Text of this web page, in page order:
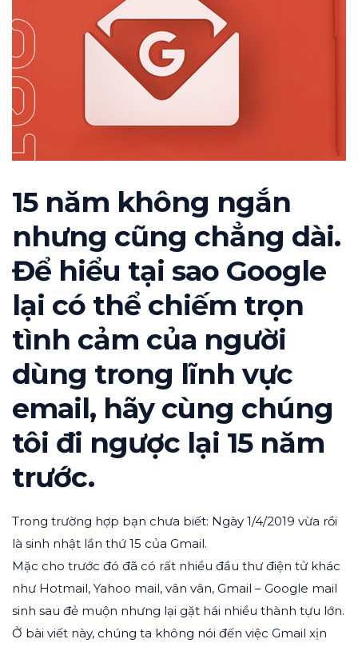
15 năm không ngắn
nhưng cũng chẳng dài.
Để hiểu tại sao Google
lại có thể chiếm trọn
tình cảm của người
dùng trong lĩnh vực
email, hãy cùng chúng
tôi đi ngược lại 15 năm
trước.
Trong trường hợp bạn chưa biết: Ngày 1/4/2019 vừa rồi
là sinh nhật lần thứ 15 của Gmail.
Mặc cho trước đó đã có rất nhiều đầu thư điện tử khác
như Hotmail, Yahoo mail, vân vân, Gmail – Google mail
sinh sau đẻ muộn nhưng lại gặt hái nhiều thành tựu lớn.
Ở bài viết này, chúng ta không nói đến việc Gmail xịn